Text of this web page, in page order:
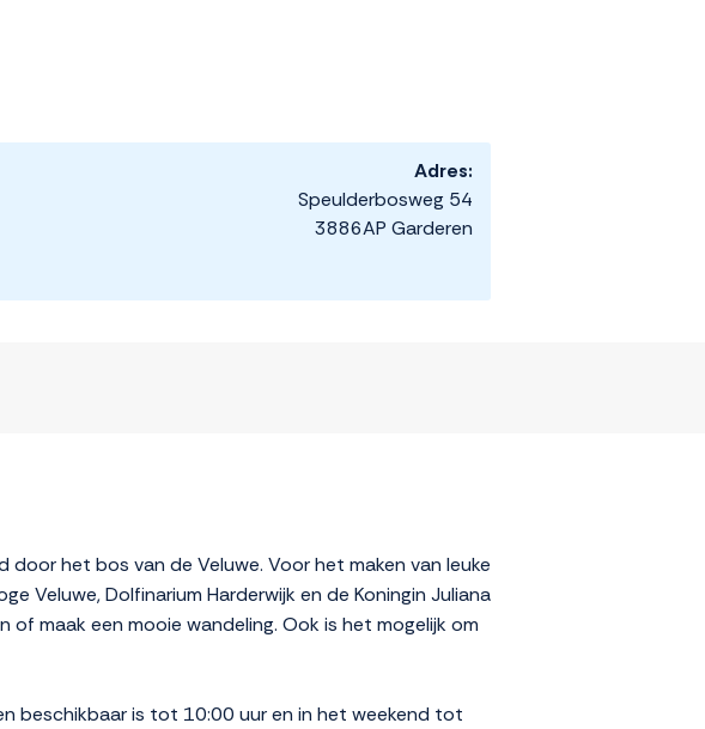
Adres:
Speulderbosweg 54
3886AP Garderen
het bos van de Veluwe. Voor het maken van leuke
Veluwe, Dolfinarium Harderwijk en de Koningin Juliana
of maak een mooie wandeling. Ook is het mogelijk om
beschikbaar is tot 10:00 uur en in het weekend tot